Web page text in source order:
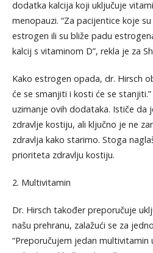
dodatka kalcija koji uključuje
menopauzi. “Za pacijentice koje
estrogen ili su bliže padu
kalcij s vitaminom D”, rekla je za
Kako estrogen opada, dr. Hirsch
će se smanjiti i kosti će se
uzimanje ovih dodataka. Ističe da
zdravlje kostiju, ali ključno je ne
zdravlja kako starimo. Stoga
prioriteta zdravlju kostiju.
2. Multivitamin
Dr. Hirsch također preporučuje
našu prehranu, zalažući se za
“Preporučujem jedan multivitamin